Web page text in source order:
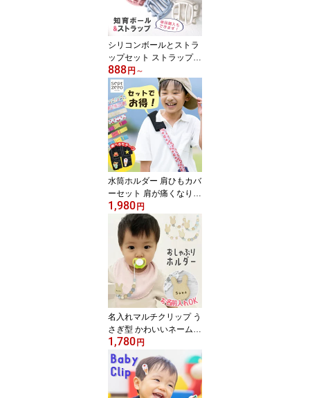
リコン おしゃれ かわい
い おもちゃホルダー 出
産お祝い ベビーグッズ
シリコンボールとストラ
ップセット ストラップ単
品 ベビーボール くすみ
カラー 赤ちゃん ベビー
玩具 おもちゃ にぎにぎ
オーボール マカロンボー
ル ファーストトイ コン
パクト ギフトセット 贈
り物 プレゼント 送料無
料 プレゼント直送 ラッ
ピング
888円 ～
水筒ホルダー 肩ひもカバ
ーセット 肩が痛くなりに
くい 通学用 痛み 軽減 パ
ッド 子供用 ベルトカバ
ー 幼稚園 保育園 小学生
ワンポイント ペットボト
ルホルダー ボトルストラ
ップ マグホルダー ホル
ダー シリコン 便利 お散
歩 男の子 女の子 キッズ
大人 長さ調整 水筒 遠足
1,980円
名入れマルチクリップ う
さぎ型 かわいいネーム入
れ 出産祝い お名前刻印
ベビー 赤ちゃん ベビー
ギフト トイホルダー お
しゃぶりホルダー 歯固め
ホルダー ストラップ お
1,780円